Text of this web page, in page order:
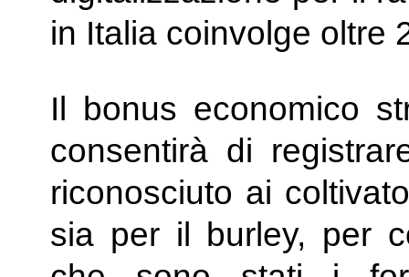
in Italia coinvolge oltre
Il bonus economico
consentirà di
riconosciuto ai
sia per il burley, per